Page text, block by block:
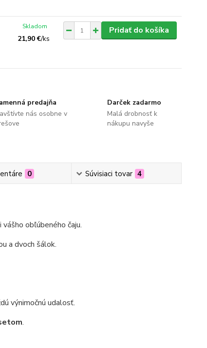
21,90 €/ks
Skladom Pridať do košíka
predajňa
nás osobne v
Darček zadarmo
Malá drobnosť k
nákupu navyše
0 Súvisiaci tovar 4
obľúbeného čaju.
a dvoch šálok.
výnimočnú udalosť.
.